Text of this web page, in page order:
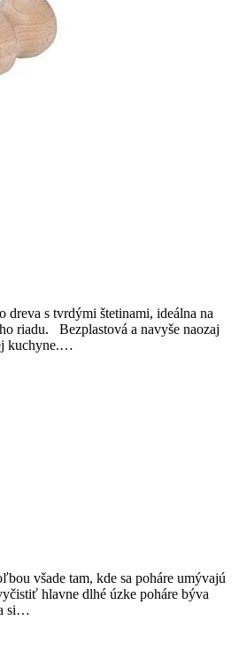
dreva s tvrdými štetinami, ideálna na
riadu. Bezplastová a navyše naozaj
kuchyne.…
všade tam, kde sa poháre umývajú
hlavne dlhé úzke poháre býva
si…